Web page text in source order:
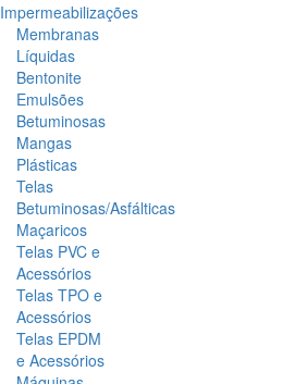
Impermeabilizações
Membranas
Líquidas
Bentonite
Emulsões
Betuminosas
Mangas
Plásticas
Telas
Betuminosas/Asfálticas
Maçaricos
Telas PVC e
Acessórios
Telas TPO e
Acessórios
Telas EPDM
e Acessórios